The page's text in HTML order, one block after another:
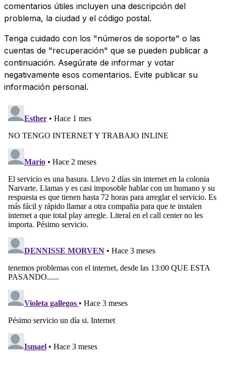
comentarios útiles incluyen una descripción del
problema, la ciudad y el código postal.
Tenga cuidado con los "números de soporte" o las
cuentas de "recuperación" que se pueden publicar a
continuación. Asegúrate de informar y votar
negativamente esos comentarios. Evite publicar su
información personal.